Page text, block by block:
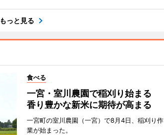
もっと見る
食べる
一宮・室川農園で稲刈り始まる
香り豊かな新米に期待が高まる
一宮町の室川農園（一宮）で8月4日、稲刈り作
業が始まった。